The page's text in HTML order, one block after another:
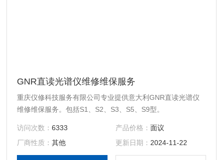
GNR直读光谱仪维修维保服务
重庆仪修科技服务有限公司专业提供意大利GNR直读光谱仪
维修维保服务。包括S1、S2、S3、S5、S9型。
访问次数：6333 产品价格： 面议
厂商性质：其他 更新日期： 2024-11-22